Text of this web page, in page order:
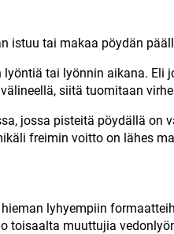
istuu tai makaa pöydän
tai lyönnin aikana. Eli
siitä tuomitaan
jossa pisteitä pöydällä on
freimin voitto on lähes
lyhyempiin
toisaalta muuttujia